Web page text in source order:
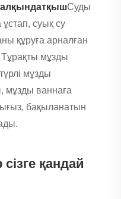
Суды
суық су
құруға арналған
мұзды
мұзды
ваннаға
бақыланатын
қандай